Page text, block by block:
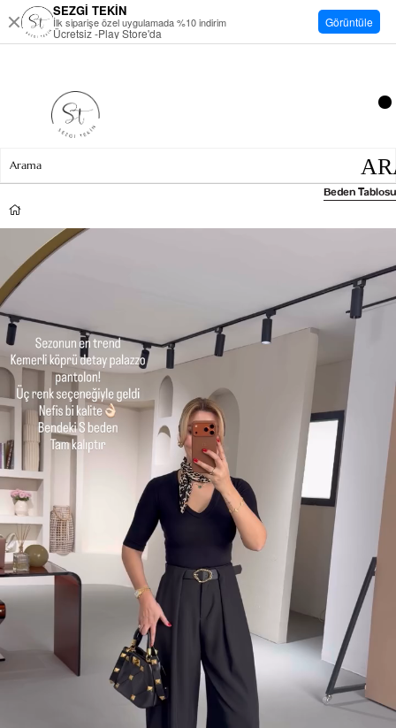
Beden Tablosu
SEZGİ TEKİN
İlk siparişe özel uygulamada %10 indirim
Ücretsiz -Play Store'da
Görüntüle